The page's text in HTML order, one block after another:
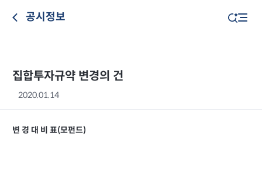
공시정보
집합투자규약 변경의 건
2020.01.14
변 경 대 비 표(모펀드)